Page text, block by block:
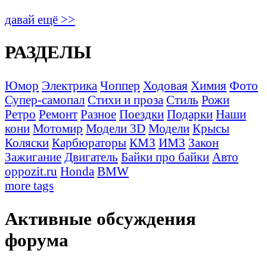
давай ещё >>
РАЗДЕЛЫ
Юмор Электрика Чоппер Ходовая Химия Фото
Супер-самопал Стихи и проза Стиль Рожи
Ретро Ремонт Разное Поездки Подарки Наши
кони Мотомир Модели 3D Модели Крысы
Коляски Карбюраторы КМЗ ИМЗ Закон
Зажигание Двигатель Байки про байки Авто
oppozit.ru Honda BMW
more tags
Активные обсуждения
форума